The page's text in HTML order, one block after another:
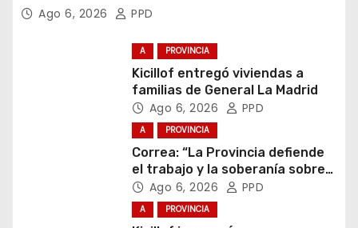
Ago 6, 2026 PPD
A PROVINCIA
Kicillof entregó viviendas a
familias de General La Madrid
Ago 6, 2026 PPD
A PROVINCIA
Correa: “La Provincia defiende
el trabajo y la soberanía sobre
puertos y ríos”
Ago 6, 2026 PPD
A PROVINCIA